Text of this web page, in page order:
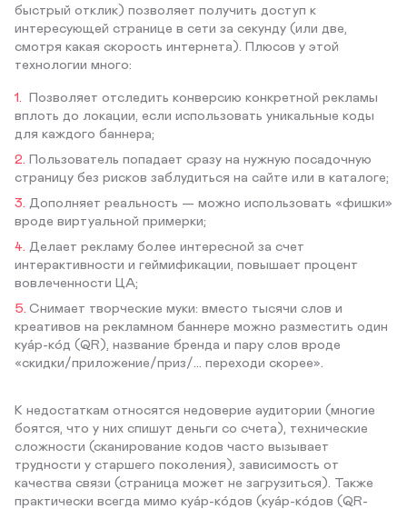
быстрый отклик) позволяет получить доступ к
интересующей странице в сети за секунду (или две,
смотря какая скорость интернета). Плюсов у этой
технологии много:
Позволяет отследить конверсию конкретной рекламы
вплоть до локации, если использовать уникальные коды
для каждого баннера;
Пользователь попадает сразу на нужную посадочную
страницу без рисков заблудиться на сайте или в каталоге;
Дополняет реальность — можно использовать «фишки»
вроде виртуальной примерки;
Делает рекламу более интересной за счет
интерактивности и геймификации, повышает процент
вовлеченности ЦА;
Снимает творческие муки: вместо тысячи слов и
креативов на рекламном баннере можно разместить один
куа́р-ко́д (QR), название бренда и пару слов вроде
«скидки/приложение/приз/... переходи скорее».
К недостаткам относятся недоверие аудитории (многие
боятся, что у них спишут деньги со счета), технические
сложности (сканирование кодов часто вызывает
трудности у старшего поколения), зависимость от
качества связи (страница может не загрузиться). Также
практически всегда мимо куа́р-ко́дов (куа́р-ко́дов (QR-